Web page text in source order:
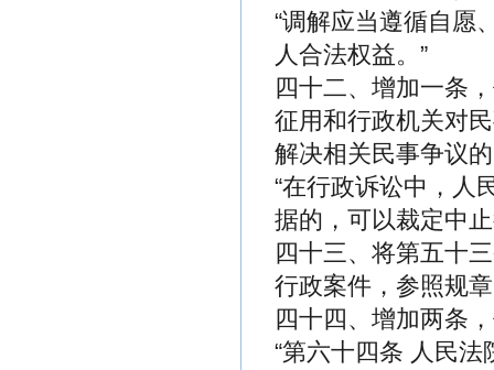
“调解应当遵循自愿
人合法权益。”
四十二、增加一条
征用和行政机关对
解决相关民事争议
“在行政诉讼中，人
据的，可以裁定中
四十三、将第五十
行政案件，参照规章
四十四、增加两条
“第六十四条 人民